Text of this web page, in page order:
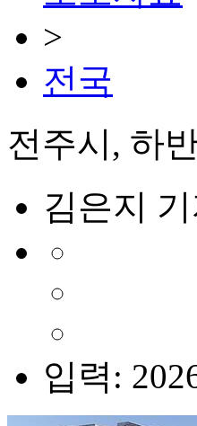
>
전국
전주시, 하
김은지
입력: